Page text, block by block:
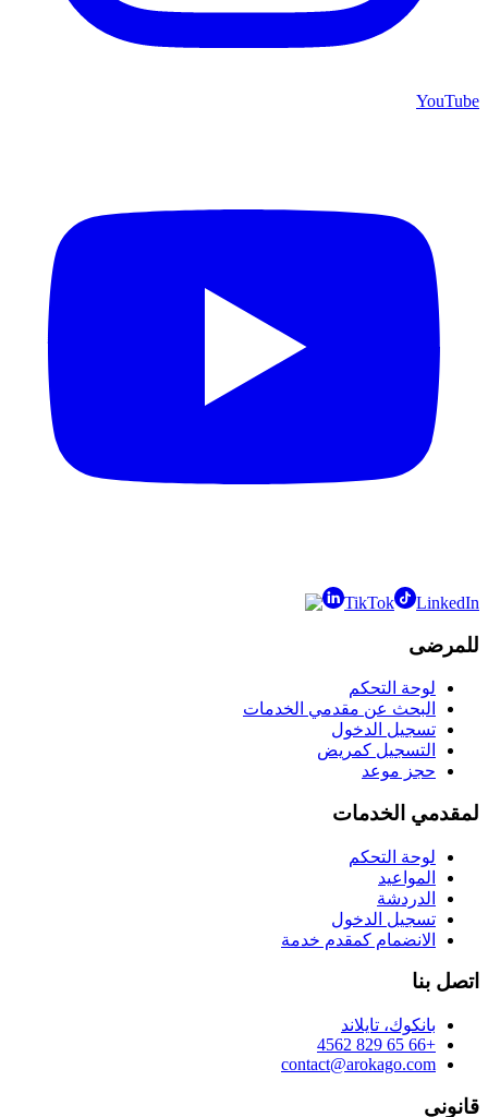
YouTube
TikTok LinkedIn
للمرضى
لوحة التحكم
البحث عن مقدمي الخدمات
تسجيل الدخول
التسجيل كمريض
حجز موعد
لمقدمي الخدمات
لوحة التحكم
المواعيد
الدردشة
تسجيل الدخول
الانضمام كمقدم خدمة
اتصل بنا
بانكوك، تايلاند
+66 65 829 4562
contact@arokago.com
قانوني